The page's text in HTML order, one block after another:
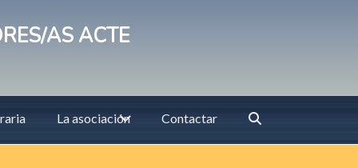
AS ACTE
La asociación Contactar